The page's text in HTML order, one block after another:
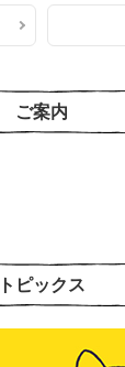
ご案内
トピックス